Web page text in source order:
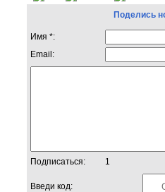
Поделись
Имя *:
Email:
Подписаться: 1
Введи код: